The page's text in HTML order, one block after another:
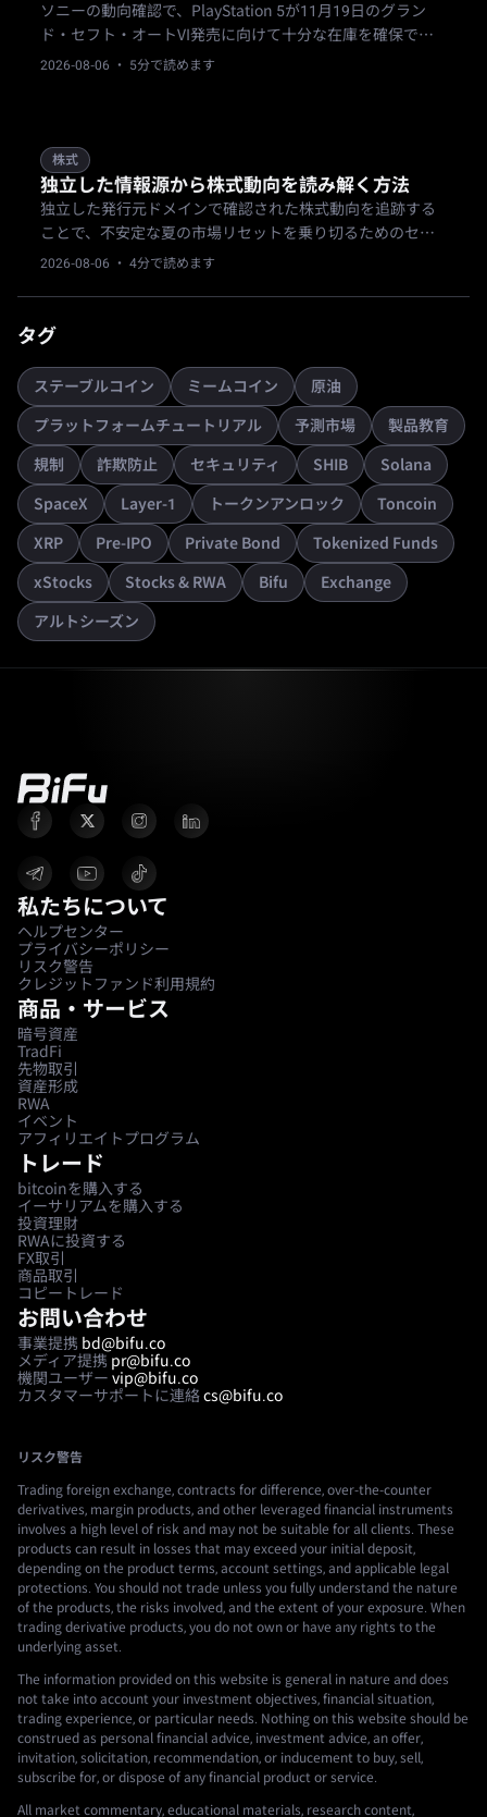
ソニーの動向確認で、PlayStation 5が11月19日のグラン
ド・セフト・オートVI発売に向けて十分な在庫を確保でき
るのか？複数の報道機関が、ソニーがサムスン、SKハイニ
がありますが、最終的な小売価格は未確認です。
2026-08-06 · 5分で読めます
株式
独立した情報源から株式動向を読み解く方法
独立した発行元ドメインで確認された株式動向を追跡する
ことで、不安定な夏の市場リセットを乗り切るためのセッ
トアップ手順が決まります。
2026-08-06 · 4分で読めます
タグ
ステーブルコイン ミームコイン 原油
プラットフォームチュートリアル 予測市場 製品教育
規制 詐欺防止 セキュリティ SHIB Solana
SpaceX Layer-1 トークンアンロック Toncoin
XRP Pre-IPO Private Bond Tokenized Funds
xStocks Stocks & RWA Bifu Exchange
アルトシーズン
私たちについて
ヘルプセンター
プライバシーポリシー
リスク警告
クレジットファンド利用規約
商品・サービス
暗号資産
TradFi
先物取引
資産形成
RWA
イベント
アフィリエイトプログラム
トレード
bitcoinを購入する
イーサリアムを購入する
投資理財
RWAに投資する
FX取引
商品取引
コピートレード
お問い合わせ
事業提携 bd@bifu.co
メディア提携 pr@bifu.co
機関ユーザー vip@bifu.co
カスタマーサポートに連絡cs@bifu.co
リスク警告
Trading foreign exchange, contracts for difference, over-the-counter
derivatives, margin products, and other leveraged financial instruments
involves a high level of risk and may not be suitable for all clients. These
products can result in losses that may exceed your initial deposit,
depending on the product terms, account settings, and applicable legal
protections. You should not trade unless you fully understand the nature
of the products, the risks involved, and the extent of your exposure. When
trading derivative products, you do not own or have any rights to the
underlying asset.
The information provided on this website is general in nature and does
not take into account your investment objectives, financial situation,
trading experience, or particular needs. Nothing on this website should be
construed as personal financial advice, investment advice, an offer,
invitation, solicitation, recommendation, or inducement to buy, sell,
subscribe for, or dispose of any financial product or service.
All market commentary, educational materials, research content,